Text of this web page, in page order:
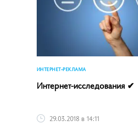
ИНТЕРНЕТ-РЕКЛАМА
Интернет-исследования ✔
29.03.2018 в 14:11